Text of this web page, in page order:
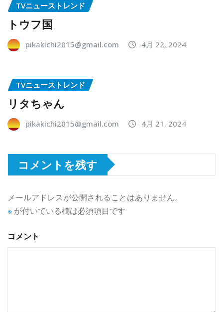
TVニューストレンド
トウフ国
pikakichi2015@gmail.com 4月 22, 2024
TVニューストレンド
リタちゃん
pikakichi2015@gmail.com 4月 21, 2024
コメントを残す
メールアドレスが公開されることはありません。
※ が付いている欄は必須項目です
コメント